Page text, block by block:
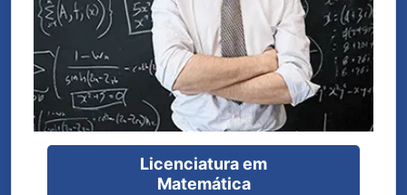
Licenciatura em
Matemática